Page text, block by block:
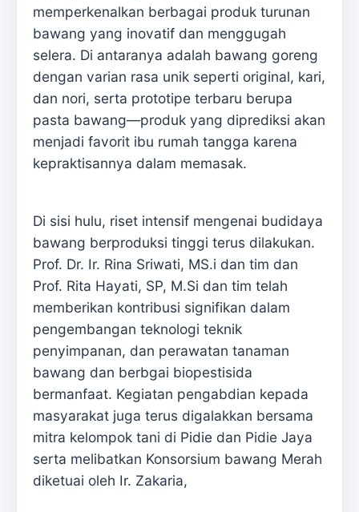
memperkenalkan berbagai produk turunan
bawang yang inovatif dan menggugah
selera. Di antaranya adalah bawang goreng
dengan varian rasa unik seperti original, kari,
dan nori, serta prototipe terbaru berupa
pasta bawang—produk yang diprediksi akan
menjadi favorit ibu rumah tangga karena
kepraktisannya dalam memasak.
Di sisi hulu, riset intensif mengenai budidaya
bawang berproduksi tinggi terus dilakukan.
Prof. Dr. Ir. Rina Sriwati, MS.i dan tim dan
Prof. Rita Hayati, SP, M.Si dan tim telah
memberikan kontribusi signifikan dalam
pengembangan teknologi teknik
penyimpanan, dan perawatan tanaman
bawang dan berbgai biopestisida
bermanfaat. Kegiatan pengabdian kepada
masyarakat juga terus digalakkan bersama
mitra kelompok tani di Pidie dan Pidie Jaya
serta melibatkan Konsorsium bawang Merah
diketuai oleh Ir. Zakaria,